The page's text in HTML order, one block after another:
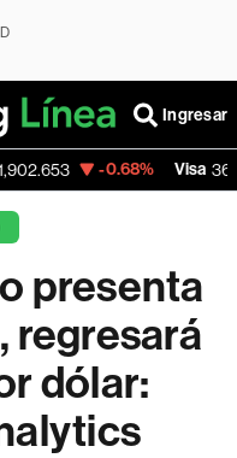
Ingresar
-0.68% Visa 368.54 -
presenta
regresará
dólar: